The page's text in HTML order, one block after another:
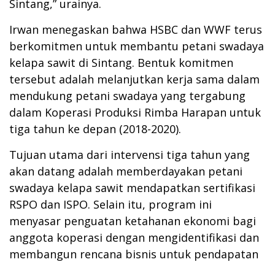
Sintang,” urainya.
Irwan menegaskan bahwa HSBC dan WWF terus
berkomitmen untuk membantu petani swadaya
kelapa sawit di Sintang. Bentuk komitmen
tersebut adalah melanjutkan kerja sama dalam
mendukung petani swadaya yang tergabung
dalam Koperasi Produksi Rimba Harapan untuk
tiga tahun ke depan (2018-2020).
Tujuan utama dari intervensi tiga tahun yang
akan datang adalah memberdayakan petani
swadaya kelapa sawit mendapatkan sertifikasi
RSPO dan ISPO. Selain itu, program ini
menyasar penguatan ketahanan ekonomi bagi
anggota koperasi dengan mengidentifikasi dan
membangun rencana bisnis untuk pendapatan